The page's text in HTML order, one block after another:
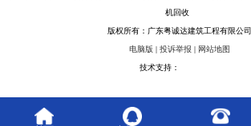
机回收
版权所有：广东粤诚达建筑工程有限公司
电脑版 | 投诉举报 | 网站地图
技术支持：